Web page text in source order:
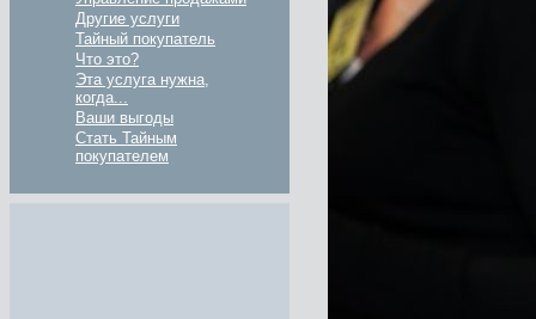
Другие услуги
Тайный покупатель
Что это?
Эта услуга нужна,
когда...
Ваши выгоды
Стать Тайным
покупателем